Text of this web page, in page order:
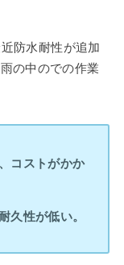
防水耐性が追加
の中のでの作業
コストがかか
久性が低い。